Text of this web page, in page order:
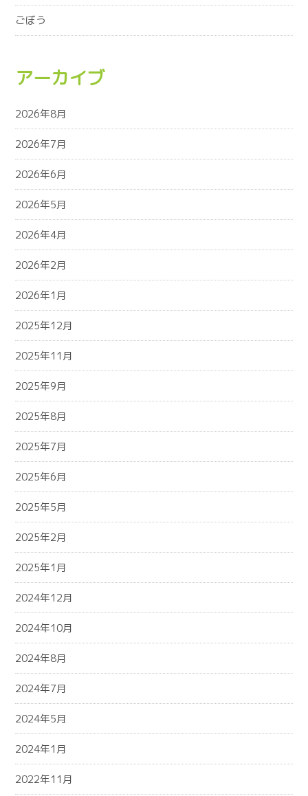
ごぼう
アーカイブ
2026年8月
2026年7月
2026年6月
2026年5月
2026年4月
2026年2月
2026年1月
2025年12月
2025年11月
2025年9月
2025年8月
2025年7月
2025年6月
2025年5月
2025年2月
2025年1月
2024年12月
2024年10月
2024年8月
2024年7月
2024年5月
2024年1月
2022年11月